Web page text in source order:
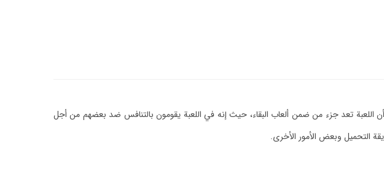
أن اللعبة تعد جزء من ضمن ألعاب البقاء، حيث إنه في اللعبة يقومون بالتنافس ضد بعضهم من أجل
التحميل وبعض الأمور الأخرى.